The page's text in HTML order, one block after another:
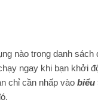
nào trong danh sách
ngay khi bạn khởi
chỉ cần nhấp vào biểu